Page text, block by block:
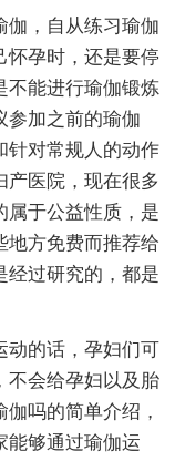
伽，自从练习瑜伽
怀孕时，还是要停
不能进行瑜伽锻炼
参加之前的瑜伽
针对常规人的动作
产医院，现在很多
属于公益性质，是
地方免费而推荐给
经过研究的，都是
动的话，孕妇们可
不会给孕妇以及胎
吗的简单介绍，
能够通过瑜伽运